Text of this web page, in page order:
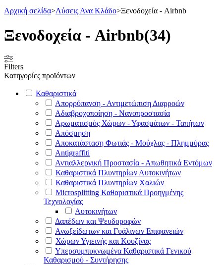
Αρχική σελίδα>Λύσεις Ανα Κλάδο>Ξενοδοχεία - Airbnb
Ξενοδοχεία - Airbnb(34)
Filters
Κατηγορίες προϊόντων
Καθαριστικά
Απορρύπανση - Αντιμετώπιση Διαρροών
Αδιαβροχοποίηση - Νανοπροστασία
Αρωματισμός Χώρων - Υφασμάτων - Ταπήτων
Απόσμηση
Αποκατάσταση Φωτιάς - Μούχλας - Πλημμύρας
Antigraffiti
Αντιαλλεργική Προστασία - Απωθητικά Εντόμων
Καθαριστικά Πλυντηρίων Αυτοκινήτων
Καθαριστικά Πλυντηρίων Χαλιών
Microsplitting Καθαριστικά Προηγμένης
Τεχνολογίας
Αυτοκινήτων
Δαπέδων και Ψευδοροφών
Ανωξείδωτων και Γυάλινων Επιφανειών
Χώρων Υγιεινής και Κουζίνας
Υπερσυμπυκνωμένα Καθαριστικά Γενικού
Καθαρισμού - Συντήρησης